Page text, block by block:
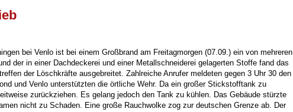
bei Venlo ist bei einem Großbrand am Freitagmorgen (07.09.) ein von mehreren
der in einer Dachdeckerei und einer Metallschneiderei gelagerten Stoffe fand das
der Löschkräfte ausgebreitet. Zahlreiche Anrufer meldeten gegen 3 Uhr 30 den
und Venlo unterstützten die örtliche Wehr. Da ein großer Stickstofftank zu
zurückziehen. Es gelang jedoch den Tank zu kühlen. Das Gebäude stürzte
nicht zu Schaden. Eine große Rauchwolke zog zur deutschen Grenze ab. Der